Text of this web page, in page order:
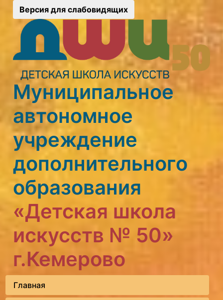
Версия для слабовидящих
Муниципальное
автономное
учреждение
дополнительного
образования
«Детская школа
искусств № 50»
г.Кемерово
Главная